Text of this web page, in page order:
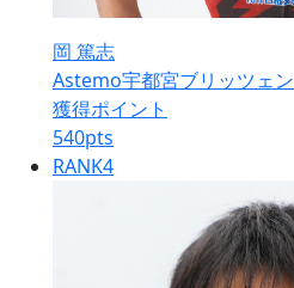
岡 篤志
Astemo宇都宮ブリッツェン
獲得ポイント
540pts
RANK4